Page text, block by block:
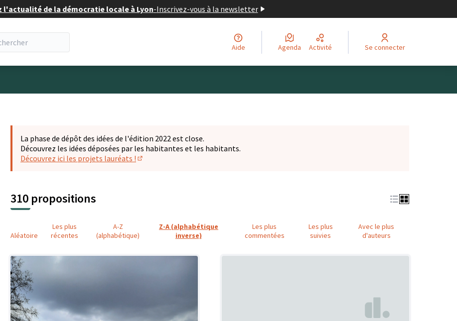
l'actualité de la démocratie locale à Lyon-Inscrivez-vous à la newsletter
Aide Agenda Activité Se connecter
La phase de dépôt des idées de l'édition 2022 est close.
Découvrez les idées déposées par les habitantes et les habitants.
Découvrez ici les projets lauréats !
310 propositions
Aléatoire
Les plus
récentes
A-Z
(alphabétique)
Z-A (alphabétique
inverse)
Les plus
commentées
Les plus
suivies
Avec le plus
d'auteurs